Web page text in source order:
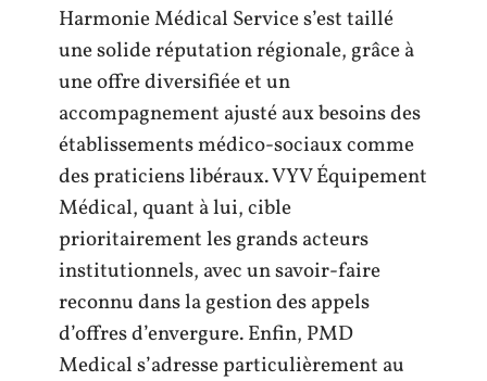
Harmonie Médical Service s’est taillé
une solide réputation régionale, grâce à
une offre diversifiée et un
accompagnement ajusté aux besoins des
établissements médico-sociaux comme
des praticiens libéraux. VYV Équipement
Médical, quant à lui, cible
prioritairement les grands acteurs
institutionnels, avec un savoir-faire
reconnu dans la gestion des appels
d’offres d’envergure. Enfin, PMD
Medical s’adresse particulièrement au